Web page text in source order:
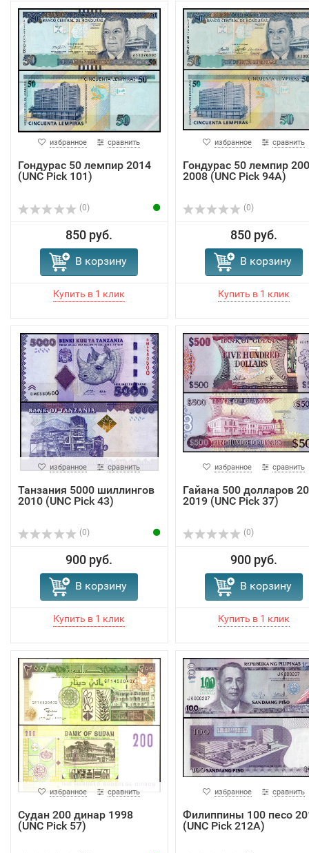
избранное сравнить
Гондурас 50 лемпир 2014
(UNC Pick 101)
(0)
850 руб.
В корзину
избранное сравнить
Гондурас 50 лемпир
2008 (UNC Pick 94A)
(0)
850 руб.
В корзину
избранное сравнить
Танзания 5000 шиллингов
2010 (UNC Pick 43)
(0)
900 руб.
В корзину
избранное сравнить
Гайана 500 долларов
2019 (UNC Pick 37)
(0)
900 руб.
В корзину
избранное сравнить
Судан 200 динар 1998
(UNC Pick 57)
избранное сравнить
Филиппины 100 песо
(UNC Pick 212A)